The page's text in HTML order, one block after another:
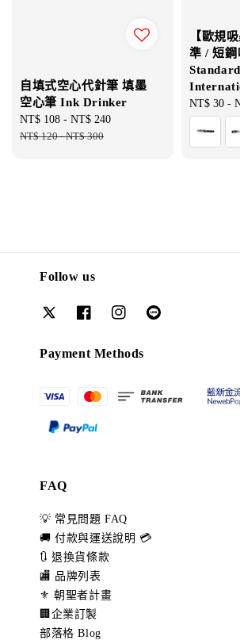
自填式空心代針筆 填墨
空心筆 Ink Drinker
Sale
price
NT$ 108 - NT$ 240
NT$ 120-NT$ 300
【歐規
準 / 短鋼
Regular
price
NT$ 30 -
Follow us
Payment Methods
FAQ
💡 常見問題 FAQ
🚚 付款與運送說明 💳
🔃 退換貨條款
🏬 品牌列表
⚜️ 朝聖者計畫
🏢企業訂製
部落格 Blog